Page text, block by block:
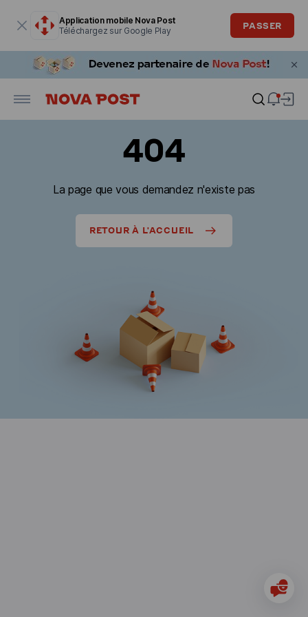
Application mobile Nova Post
Téléchargez sur Google Play
PASSER
404
La page que vous demandez n'existe pas
RETOUR À L'ACCUEIL